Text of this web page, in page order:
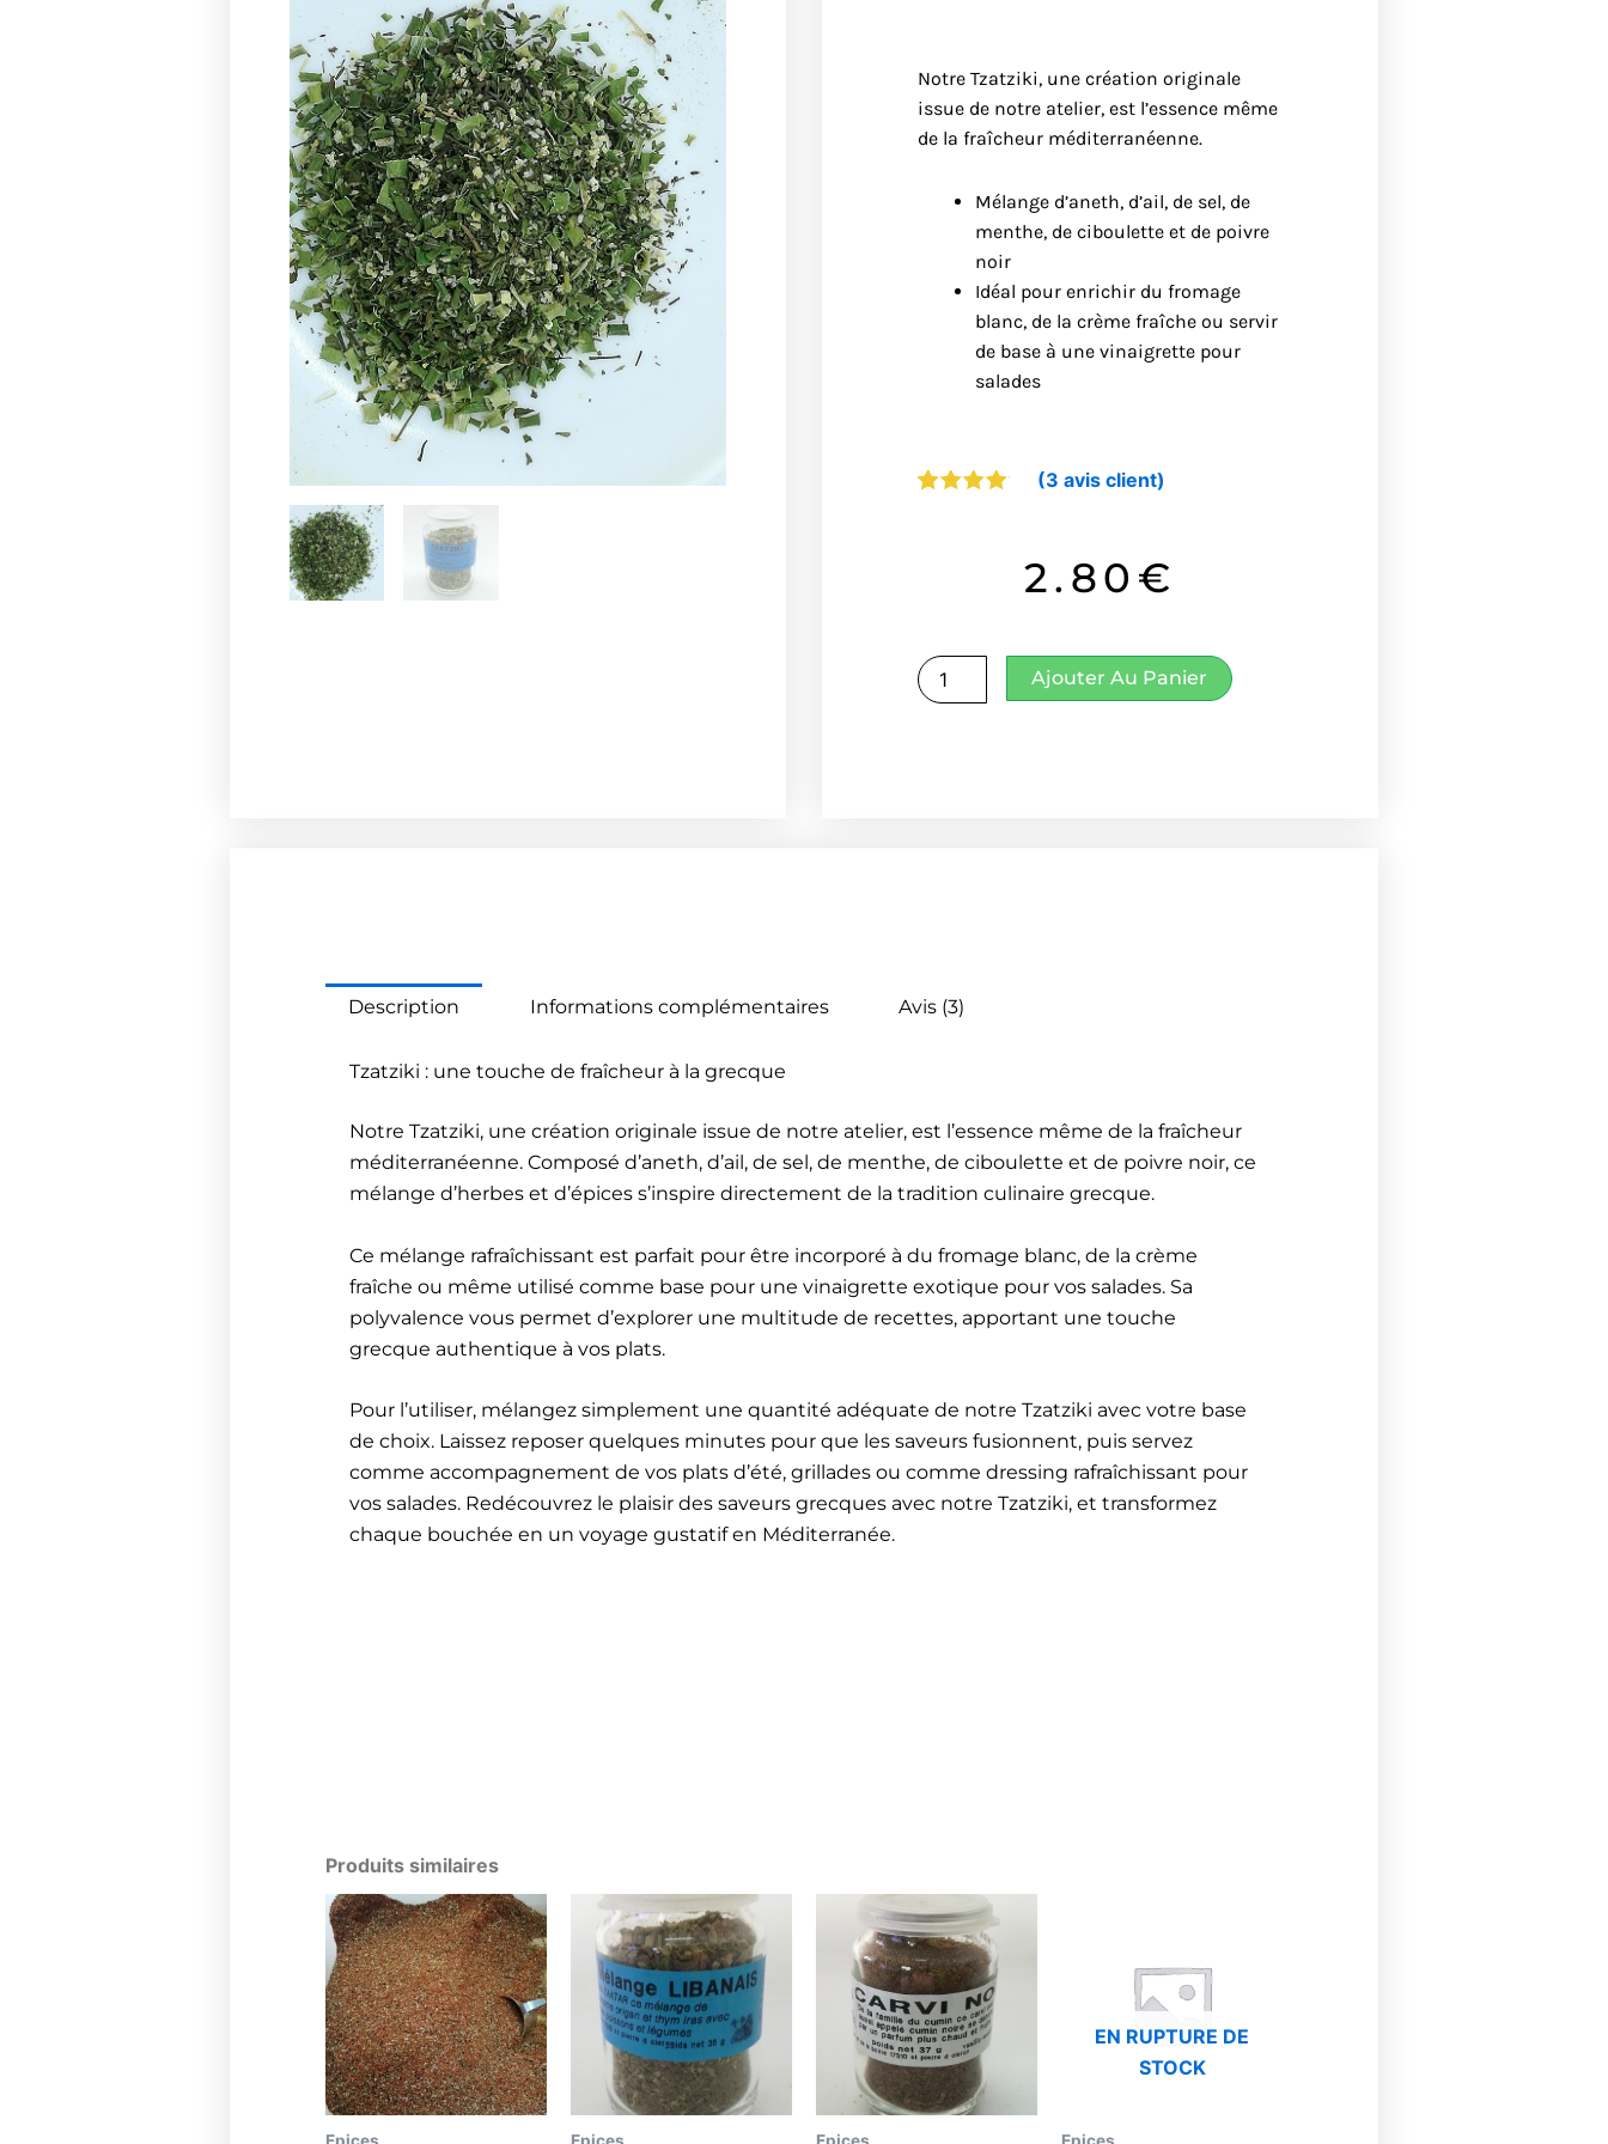
Notre Tzatziki, une création originale
issue de notre atelier, est l’essence même
de la fraîcheur méditerranéenne.
Mélange d’aneth, d’ail, de sel, de
menthe, de ciboulette et de poivre
noir
Idéal pour enrichir du fromage
blanc, de la crème fraîche ou servir
de base à une vinaigrette pour
salades
(3 avis client)
2.80 €
quantité
de
Ajouter Au Panier
Description Informations complémentaires Avis (3)
Tzatziki : une touche de fraîcheur à la grecque
Notre Tzatziki, une création originale issue de notre atelier, est l’essence même de la fraîcheur
méditerranéenne. Composé d’aneth, d’ail, de sel, de menthe, de ciboulette et de poivre noir, ce
mélange d’herbes et d’épices s’inspire directement de la tradition culinaire grecque.
Ce mélange rafraîchissant est parfait pour être incorporé à du fromage blanc, de la crème
fraîche ou même utilisé comme base pour une vinaigrette exotique pour vos salades. Sa
polyvalence vous permet d’explorer une multitude de recettes, apportant une touche
grecque authentique à vos plats.
Pour l’utiliser, mélangez simplement une quantité adéquate de notre Tzatziki avec votre base
de choix. Laissez reposer quelques minutes pour que les saveurs fusionnent, puis servez
comme accompagnement de vos plats d’été, grillades ou comme dressing rafraîchissant pour
vos salades. Redécouvrez le plaisir des saveurs grecques avec notre Tzatziki, et transformez
chaque bouchée en un voyage gustatif en Méditerranée.
Produits similaires
EN RUPTURE DE
STOCK